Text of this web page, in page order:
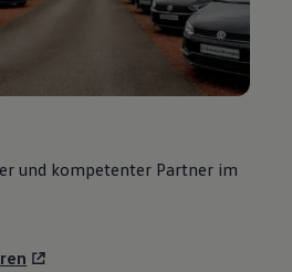
und kompetenter Partner im